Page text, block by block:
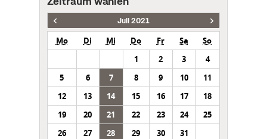
Juli 2021
Mo Di Mi Do Fr Sa
So
1
2 3
4
5
6 7 8 9 10
11
12
13 14 15 16 17
18
19
20 21 22 23 24
25
26
27 28 29 30 31